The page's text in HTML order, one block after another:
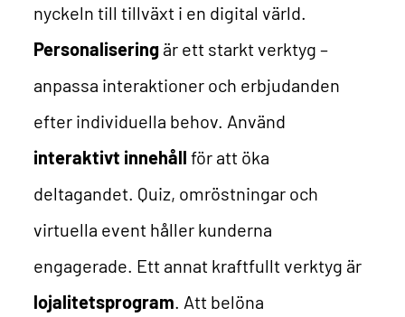
nyckeln till tillväxt i en digital värld.
Personalisering är ett starkt verktyg –
anpassa interaktioner och erbjudanden
efter individuella behov. Använd
interaktivt innehåll för att öka
deltagandet. Quiz, omröstningar och
virtuella event håller kunderna
engagerade. Ett annat kraftfullt verktyg är
lojalitetsprogram . Att belöna